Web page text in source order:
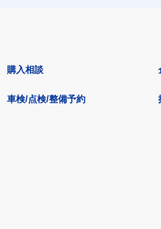
購入相談
車検/点検/整備予約